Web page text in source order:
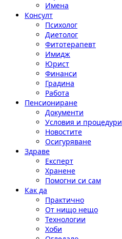
Имена
Консулт
Психолог
Диетолог
Фитотерапевт
Имидж
Юрист
Финанси
Градина
Работа
Пенсиониране
Документи
Условия и процедури
Новостите
Осигуряване
Здраве
Експерт
Хранене
Помогни си сам
Как да
Практично
От нищо нещо
Технологии
Хоби